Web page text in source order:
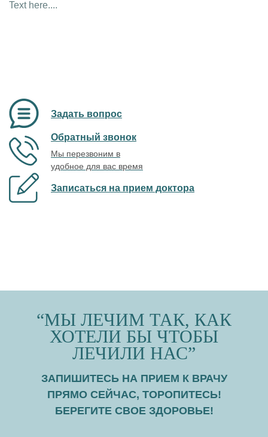
Text here....
Задать вопрос
Обратный звонок
Мы перезвоним в
удобное для вас время
Записаться на прием доктора
“МЫ ЛЕЧИМ ТАК, КАК
ХОТЕЛИ БЫ ЧТОБЫ
ЛЕЧИЛИ НАС”
ЗАПИШИТЕСЬ НА ПРИЕМ К ВРАЧУ
ПРЯМО СЕЙЧАС, ТОРОПИТЕСЬ!
БЕРЕГИТЕ СВОЕ ЗДОРОВЬЕ!